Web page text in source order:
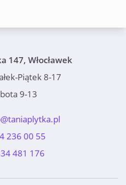
147, Włocławek
Piątek 8-17
9-13
236 00 55
481 176